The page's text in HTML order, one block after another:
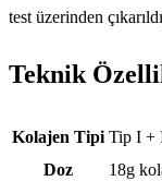
test üzerinden
Teknik
Teknik özellikler
Kolajen Tipi Tip I +
Doz
18g